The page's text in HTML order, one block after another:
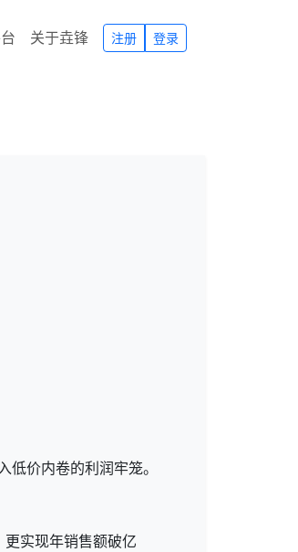
关于垚锋 注册 登录
价内卷的利润牢笼。
实现年销售额破亿